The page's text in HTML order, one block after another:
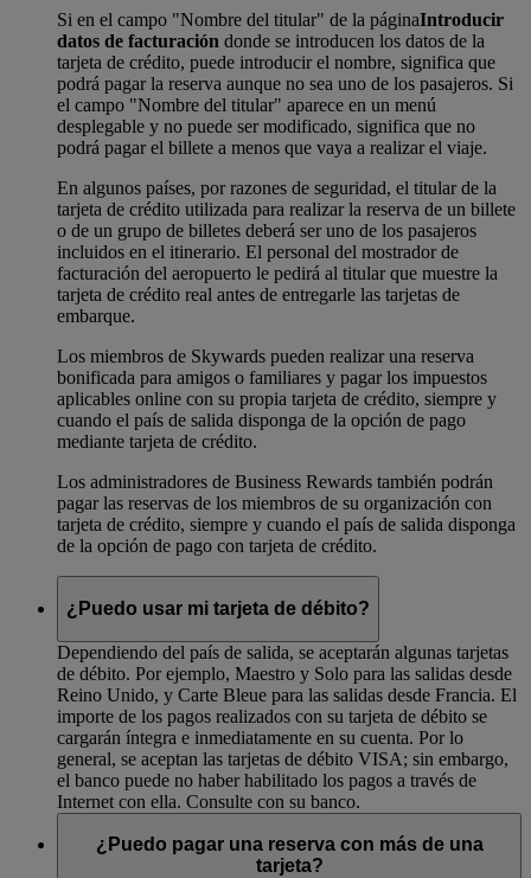
Si en el campo "Nombre del titular" de la páginaIntroducir
datos de facturación donde se introducen los datos de la
tarjeta de crédito, puede introducir el nombre, significa que
podrá pagar la reserva aunque no sea uno de los pasajeros. Si
el campo "Nombre del titular" aparece en un menú
desplegable y no puede ser modificado, significa que no
podrá pagar el billete a menos que vaya a realizar el viaje.
En algunos países, por razones de seguridad, el titular de la
tarjeta de crédito utilizada para realizar la reserva de un billete
o de un grupo de billetes deberá ser uno de los pasajeros
incluidos en el itinerario. El personal del mostrador de
facturación del aeropuerto le pedirá al titular que muestre la
tarjeta de crédito real antes de entregarle las tarjetas de
embarque.
Los miembros de Skywards pueden realizar una reserva
bonificada para amigos o familiares y pagar los impuestos
aplicables online con su propia tarjeta de crédito, siempre y
cuando el país de salida disponga de la opción de pago
mediante tarjeta de crédito.
Los administradores de Business Rewards también podrán
pagar las reservas de los miembros de su organización con
tarjeta de crédito, siempre y cuando el país de salida disponga
de la opción de pago con tarjeta de crédito.
¿Puedo usar mi tarjeta de débito?
Dependiendo del país de salida, se aceptarán algunas tarjetas
de débito. Por ejemplo, Maestro y Solo para las salidas desde
Reino Unido, y Carte Bleue para las salidas desde Francia. El
importe de los pagos realizados con su tarjeta de débito se
cargarán íntegra e inmediatamente en su cuenta. Por lo
general, se aceptan las tarjetas de débito VISA; sin embargo,
el banco puede no haber habilitado los pagos a través de
Internet con ella. Consulte con su banco.
¿Puedo pagar una reserva con más de una
tarjeta?